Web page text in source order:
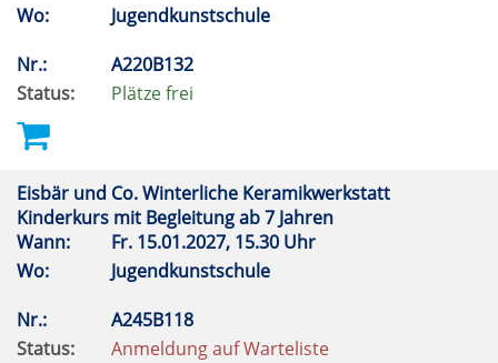
Wo:
Jugendkunstschule
Nr.:
A220B132
Status:
Plätze frei
Eisbär und Co. Winterliche Keramikwerkstatt
Kinderkurs mit Begleitung ab 7 Jahren
Wann:
Fr. 15.01.2027, 15.30 Uhr
Wo:
Jugendkunstschule
Nr.:
A245B118
Status:
Anmeldung auf Warteliste